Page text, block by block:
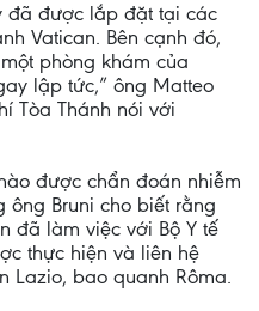
đã được lắp đặt tại các
Vatican. Bên cạnh đó,
phòng khám của
lập tức,” ông Matteo
Tòa Thánh nói với
được chẩn đoán nhiễm
ông Bruni cho biết rằng
đã làm việc với Bộ Y tế
thực hiện và liên hệ
Lazio, bao quanh Rôma.